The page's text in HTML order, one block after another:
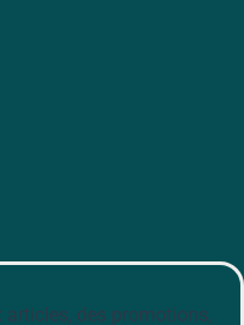
des promotions,